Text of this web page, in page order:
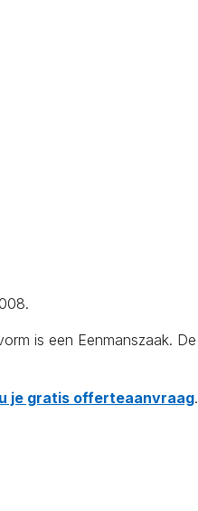
is een Eenmanszaak.
je gratis offerteaanvraag